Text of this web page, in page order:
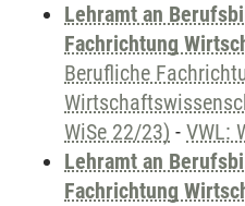
Lehramt an
Fachrichtung
Berufliche
WiSe 22/23) - VWL:
Lehramt an
Fachrichtung